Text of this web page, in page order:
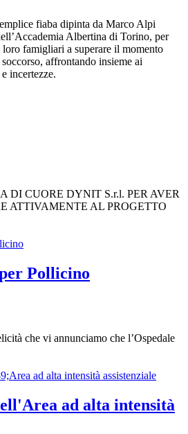
fiaba dipinta da Marco Alpi
Albertina di Torino, per
famigliari a superare il momento
affrontando insieme ai
incertezze.
DI CUORE DYNIT S.r.l. PER AVER
ATTIVAMENTE AL PROGETTO
Pollicino
che vi annunciamo che l’Ospedale
ad alta intensità